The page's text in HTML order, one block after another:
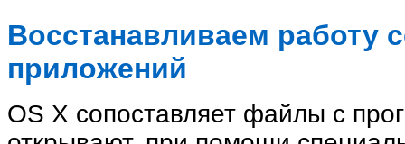
Восстанавливаем работу
приложений
OS X сопоставляет файлы с